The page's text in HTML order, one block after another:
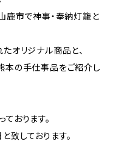
鹿市で神事・奉納灯籠と
オリジナル商品と、
本の手仕事品をご紹介し
おります。
致しております。